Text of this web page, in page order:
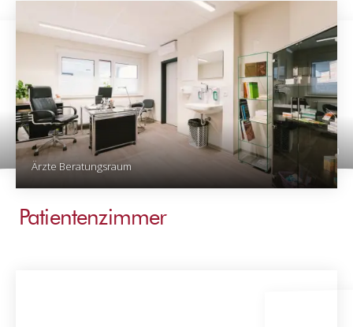
Ärzte Beratungsraum
Empfangsbereich 1
Patientenzimmer